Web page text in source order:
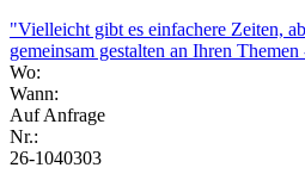
"Vielleicht gibt es einfachere Zeiten,
gemeinsam gestalten an Ihren Themen
Wo:
Wann:
Auf Anfrage
Nr.:
26-1040303